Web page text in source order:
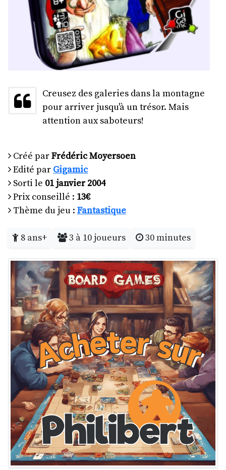
Creusez des galeries dans la montagne
pour arriver jusqu'à un trésor. Mais
attention aux saboteurs!
Créé parFrédéric Moyersoen
Edité par Gigamic
Sorti le 01 janvier 2004
Prix conseillé : 13€
Thème du jeu : Fantastique
8 ans+ 3 à 10 joueurs 30 minutes